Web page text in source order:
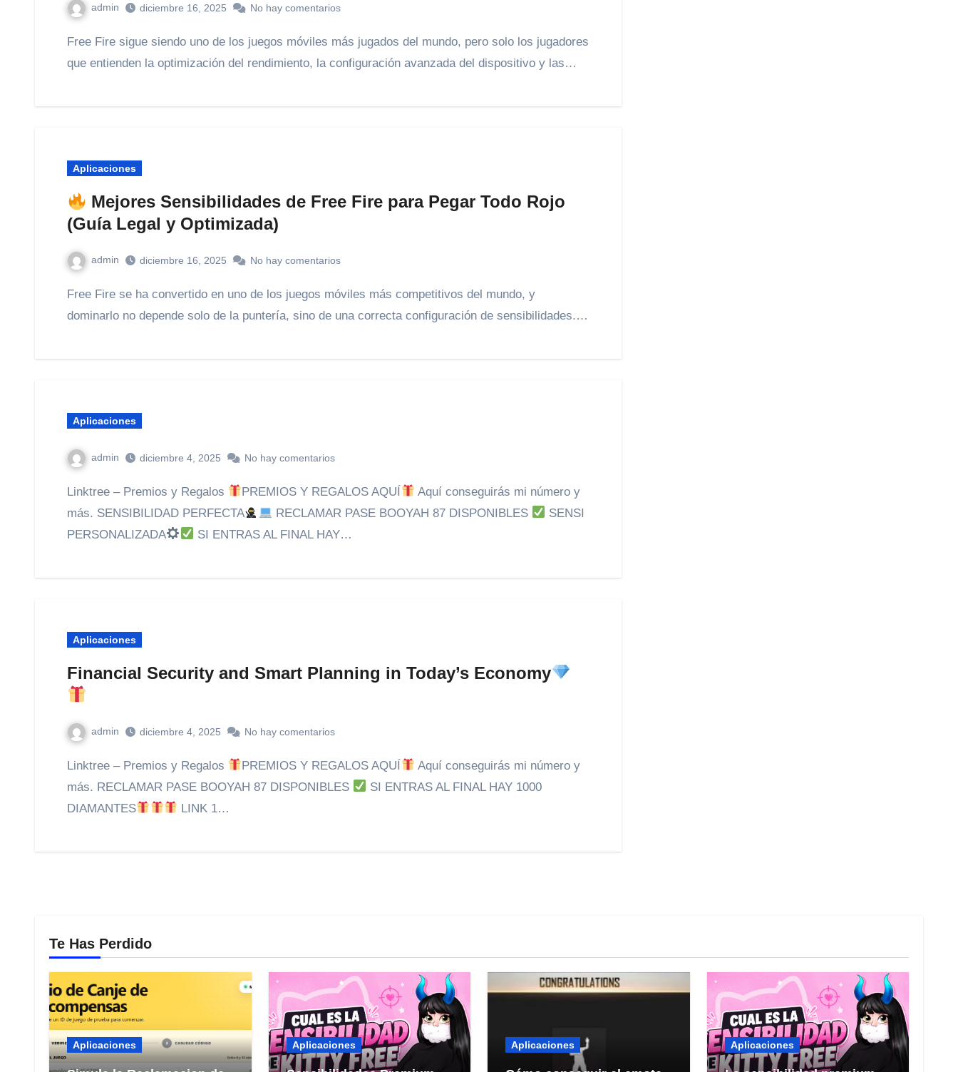
admin diciembre 16, 2025 No hay comentarios
Free Fire sigue siendo uno de los juegos móviles más jugados del mundo, pero solo los jugadores
que entienden la optimización del rendimiento, la configuración avanzada del dispositivo y las…
Aplicaciones
Mejores Sensibilidades de Free Fire para Pegar Todo Rojo
(Guía Legal y Optimizada)
admin diciembre 16, 2025 No hay comentarios
Free Fire se ha convertido en uno de los juegos móviles más competitivos del mundo, y
dominarlo no depende solo de la puntería, sino de una correcta configuración de sensibilidades.…
Aplicaciones
admin diciembre 4, 2025 No hay comentarios
Linktree – Premios y Regalos PREMIOS Y REGALOS AQUÍ
Aquí conseguirás mi número y
más. SENSIBILIDAD PERFECTA
RECLAMAR PASE BOOYAH 87 DISPONIBLES
SENSI
PERSONALIZADA
SI ENTRAS AL FINAL HAY…
Aplicaciones
Financial Security and Smart Planning in Today’s Economy
admin diciembre 4, 2025 No hay comentarios
Linktree – Premios y Regalos PREMIOS Y REGALOS AQUÍ
Aquí conseguirás mi número y
más. RECLAMAR PASE BOOYAH 87 DISPONIBLES
SI ENTRAS AL FINAL HAY 1000
DIAMANTES
LINK 1…
Te Has Perdido
Aplicaciones Aplicaciones Aplicaciones Aplicaciones